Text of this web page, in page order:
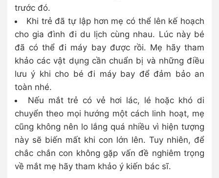
trước đó.
Khi trẻ đã tự lập hơn mẹ có thể lên kế hoạch
cho gia đình đi du lịch cùng nhau. Lúc này bé
đã có thể đi máy bay được rồi. Mẹ hãy tham
khảo các vật dụng cần chuẩn bị và những điều
lưu ý khi cho bé đi máy bay để đảm bảo an
toàn nhé.
Nếu mắt trẻ có vẻ hơi lác, lé hoặc khó di
chuyển theo mọi hướng một cách linh hoạt, mẹ
cũng không nên lo lắng quá nhiều vì hiện tượng
này sẽ biến mất khi con lớn lên. Tuy nhiên, để
chắc chắn con không gặp vấn đề nghiêm trọng
về mắt mẹ hãy tham khảo ý kiến bác sĩ.